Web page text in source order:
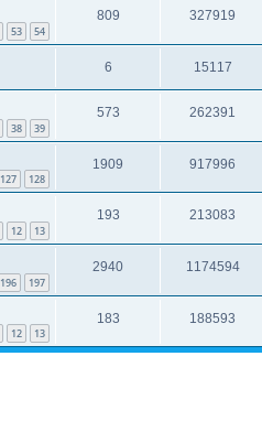
53 54
809 327919
6 15117
38 39
573 262391
127 128
1909 917996
12 13
193 213083
196 197
2940 1174594
12 13
183 188593